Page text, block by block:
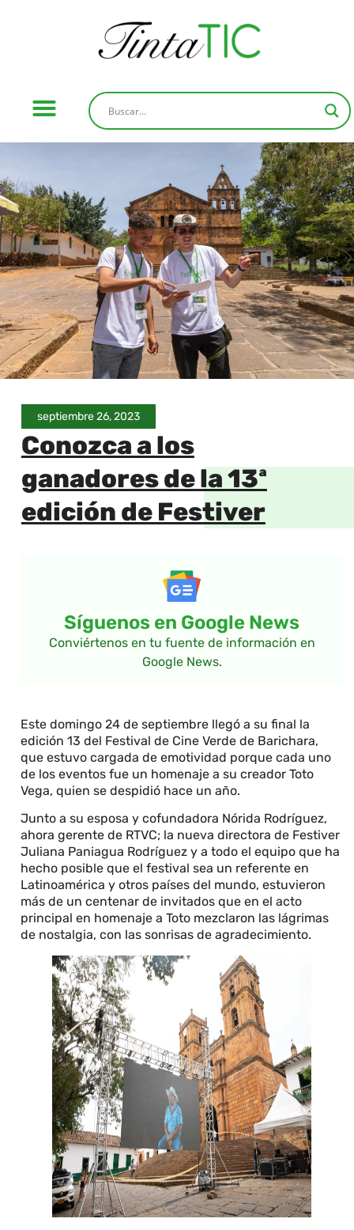
septiembre 26, 2023
Conozca a los
ganadores de la 13ª
edición de Festiver
Síguenos en Google News
Conviértenos en tu fuente de información en
Google News.
Este domingo 24 de septiembre llegó a su final la
edición 13 del Festival de Cine Verde de Barichara,
que estuvo cargada de emotividad porque cada uno
de los eventos fue un homenaje a su creador Toto
Vega, quien se despidió hace un año.
Junto a su esposa y cofundadora Nórida Rodríguez,
ahora gerente de RTVC; la nueva directora de Festiver
Juliana Paniagua Rodríguez y a todo el equipo que ha
hecho posible que el festival sea un referente en
Latinoamérica y otros países del mundo, estuvieron
más de un centenar de invitados que en el acto
principal en homenaje a Toto mezclaron las lágrimas
de nostalgia, con las sonrisas de agradecimiento.